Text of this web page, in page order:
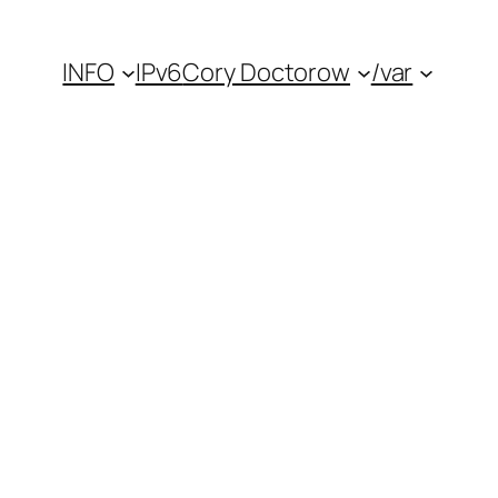
INFO IPv6Cory Doctorow /var